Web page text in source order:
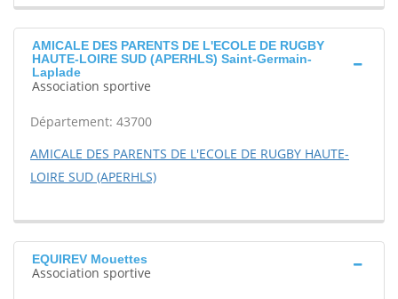
AMICALE DES PARENTS DE L'ECOLE DE RUGBY
HAUTE-LOIRE SUD (APERHLS) Saint-Germain-
Laplade
Association sportive
Département: 43700
AMICALE DES PARENTS DE L'ECOLE DE RUGBY HAUTE-
LOIRE SUD (APERHLS)
EQUIREV Mouettes
Association sportive